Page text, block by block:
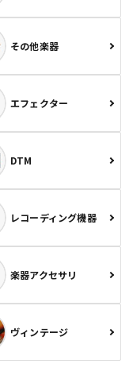
その他楽器
エフェクター
DTM
レコーディング機器
楽器アクセサリ
ヴィンテージ